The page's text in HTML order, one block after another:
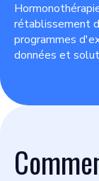
rétablissement
programmes
données et